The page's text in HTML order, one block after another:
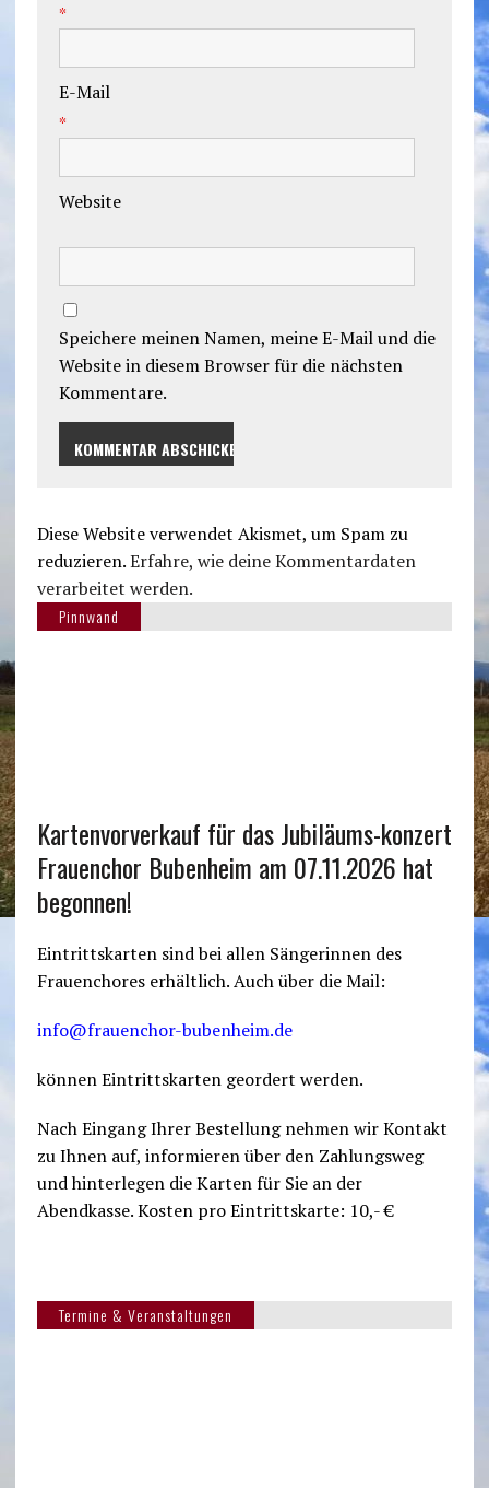
*
E-Mail
*
Website
Speichere meinen Namen, meine E-Mail und die
Website in diesem Browser für die nächsten
Kommentare.
Diese Website verwendet Akismet, um Spam zu
reduzieren.Erfahre, wie deine Kommentardaten
verarbeitet werden.
Pinnwand
Kartenvorverkauf für das Jubiläums-konzert
Frauenchor Bubenheim am 07.11.2026 hat
begonnen!
Eintrittskarten sind bei allen Sängerinnen des
Frauenchores erhältlich. Auch über die Mail:
info@frauenchor-bubenheim.de
können Eintrittskarten geordert werden.
Nach Eingang Ihrer Bestellung nehmen wir Kontakt
zu Ihnen auf, informieren über den Zahlungsweg
und hinterlegen die Karten für Sie an der
Abendkasse. Kosten pro Eintrittskarte: 10,- €
Termine & Veranstaltungen